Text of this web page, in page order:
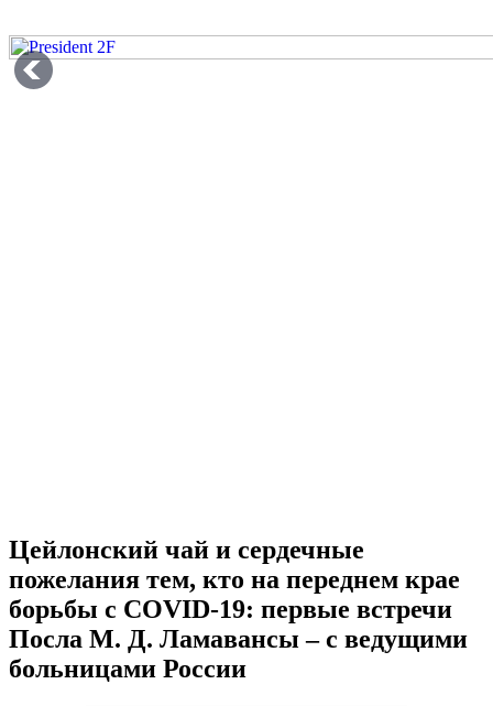
Цейлонский чай и сердечные
пожелания тем, кто на переднем крае
борьбы с COVID-19: первые встречи
Посла М. Д. Ламавансы – с ведущими
больницами России